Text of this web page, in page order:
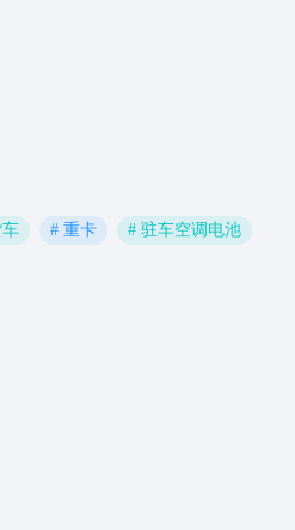
# 重卡 # 驻车空调电池